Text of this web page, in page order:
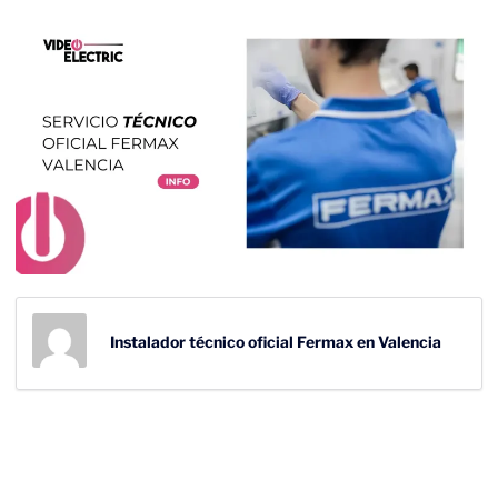
Instalador técnico oficial Fermax en Valencia